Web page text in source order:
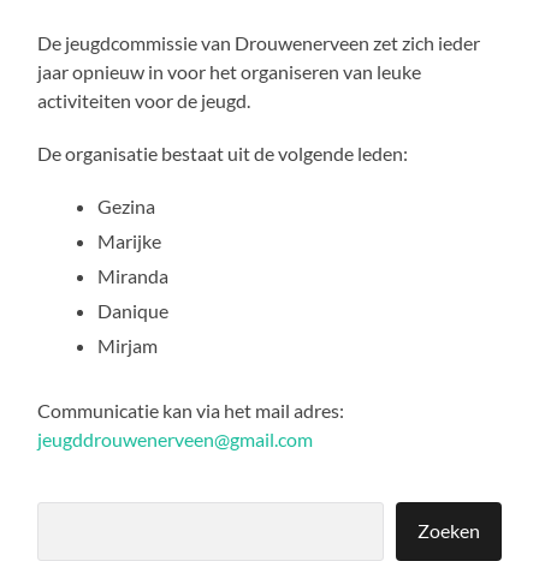
De jeugdcommissie van Drouwenerveen zet zich ieder
jaar opnieuw in voor het organiseren van leuke
activiteiten voor de jeugd.
De organisatie bestaat uit de volgende leden:
Gezina
Marijke
Miranda
Danique
Mirjam
Communicatie kan via het mail adres:
jeugddrouwenerveen@gmail.com
Zoeken